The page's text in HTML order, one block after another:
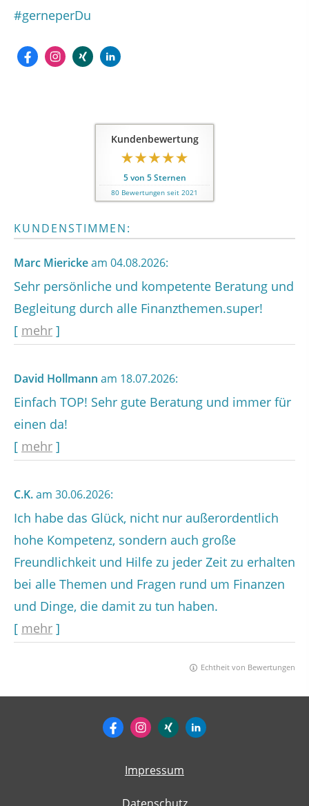
#gerneperDu
Kundenbewertung
5von 5Sternen
80 Bewertungen seit 2021
KUNDENSTIMMEN:
Marc Mierickeam 04.08.2026:
Sehr persönliche und kompetente Beratung und
Begleitung durch alle Finanzthemen.super!
[ mehr ]
David Hollmann am 18.07.2026:
Einfach TOP! Sehr gute Beratung und immer für
einen da!
[ mehr ]
C.K.am 30.06.2026:
Ich habe das Glück, nicht nur außerordentlich
hohe Kompetenz, sondern auch große
Freundlichkeit und Hilfe zu jeder Zeit zu erhalten
bei alle Themen und Fragen rund um Finanzen
und Dinge, die damit zu tun haben.
[ mehr ]
Echtheit von Bewertungen
Impressum